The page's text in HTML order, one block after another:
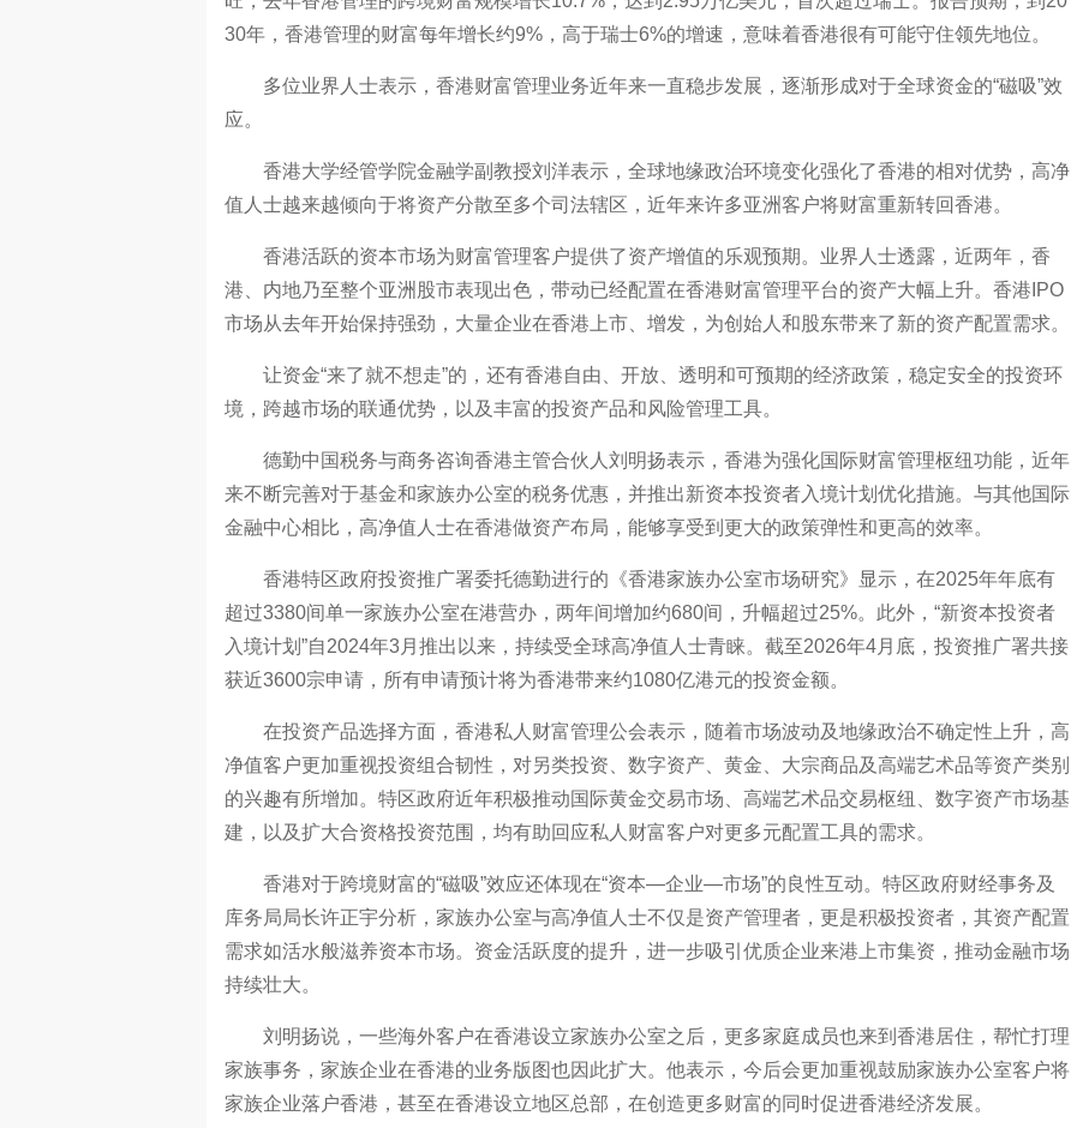
30年，香港管理的财富每年增长约9%，高于瑞士6%的增速，意味着香港很有可能守住领先地位。
多位业界人士表示，香港财富管理业务近年来一直稳步发展，逐渐形成对于全球资金的“磁吸”效
应。
香港大学经管学院金融学副教授刘洋表示，全球地缘政治环境变化强化了香港的相对优势，高净
值人士越来越倾向于将资产分散至多个司法辖区，近年来许多亚洲客户将财富重新转回香港。
香港活跃的资本市场为财富管理客户提供了资产增值的乐观预期。业界人士透露，近两年，香
港、内地乃至整个亚洲股市表现出色，带动已经配置在香港财富管理平台的资产大幅上升。香港IPO
市场从去年开始保持强劲，大量企业在香港上市、增发，为创始人和股东带来了新的资产配置需求。
让资金“来了就不想走”的，还有香港自由、开放、透明和可预期的经济政策，稳定安全的投资环
境，跨越市场的联通优势，以及丰富的投资产品和风险管理工具。
德勤中国税务与商务咨询香港主管合伙人刘明扬表示，香港为强化国际财富管理枢纽功能，近年
来不断完善对于基金和家族办公室的税务优惠，并推出新资本投资者入境计划优化措施。与其他国际
金融中心相比，高净值人士在香港做资产布局，能够享受到更大的政策弹性和更高的效率。
香港特区政府投资推广署委托德勤进行的《香港家族办公室市场研究》显示，在2025年年底有
超过3380间单一家族办公室在港营办，两年间增加约680间，升幅超过25%。此外，“新资本投资者
入境计划”自2024年3月推出以来，持续受全球高净值人士青睐。截至2026年4月底，投资推广署共接
获近3600宗申请，所有申请预计将为香港带来约1080亿港元的投资金额。
在投资产品选择方面，香港私人财富管理公会表示，随着市场波动及地缘政治不确定性上升，高
净值客户更加重视投资组合韧性，对另类投资、数字资产、黄金、大宗商品及高端艺术品等资产类别
的兴趣有所增加。特区政府近年积极推动国际黄金交易市场、高端艺术品交易枢纽、数字资产市场基
建，以及扩大合资格投资范围，均有助回应私人财富客户对更多元配置工具的需求。
香港对于跨境财富的“磁吸”效应还体现在“资本—企业—市场”的良性互动。特区政府财经事务及
库务局局长许正宇分析，家族办公室与高净值人士不仅是资产管理者，更是积极投资者，其资产配置
需求如活水般滋养资本市场。资金活跃度的提升，进一步吸引优质企业来港上市集资，推动金融市场
持续壮大。
刘明扬说，一些海外客户在香港设立家族办公室之后，更多家庭成员也来到香港居住，帮忙打理
家族事务，家族企业在香港的业务版图也因此扩大。他表示，今后会更加重视鼓励家族办公室客户将
家族企业落户香港，甚至在香港设立地区总部，在创造更多财富的同时促进香港经济发展。